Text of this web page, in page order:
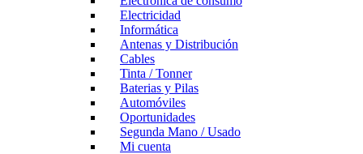
Electricidad
Informática
Antenas y Distribución
Cables
Tinta / Tonner
Baterias y Pilas
Automóviles
Oportunidades
Segunda Mano / Usado
Mi cuenta